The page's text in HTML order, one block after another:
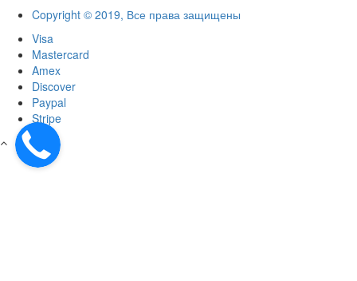
Copyright © 2019, Все права защищены
Visa
Mastercard
Amex
Discover
Paypal
Stripe